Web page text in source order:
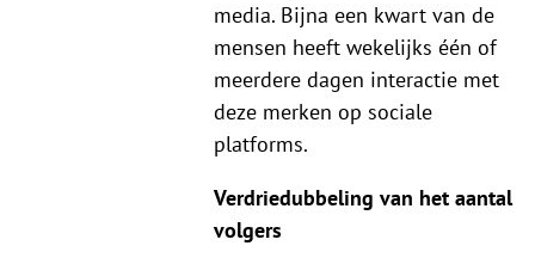
media. Bijna een kwart van de
mensen heeft wekelijks één of
meerdere dagen interactie met
deze merken op sociale
platforms.
Verdriedubbeling van het aantal
volgers